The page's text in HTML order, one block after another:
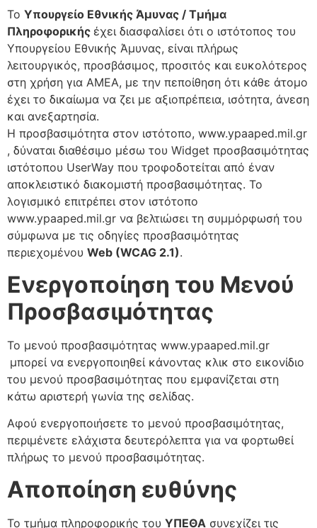
Το Υπουργείο Εθνικής Άμυνας / Τμήμα
Πληροφορικής έχει διασφαλίσει ότι ο ιστότοπος του
Υπουργείου Εθνικής Άμυνας, είναι πλήρως
λειτουργικός, προσβάσιμος, προσιτός και ευκολότερος
στη χρήση για ΑΜΕΑ, με την πεποίθηση ότι κάθε άτομο
έχει το δικαίωμα να ζει με αξιοπρέπεια, ισότητα, άνεση
και ανεξαρτησία.
Η προσβασιμότητα στον ιστότοπο, www.ypaaped.mil.gr
, δύναται διαθέσιμο μέσω του Widget προσβασιμότητας
ιστότοπου UserWay που τροφοδοτείται από έναν
αποκλειστικό διακομιστή προσβασιμότητας. Το
λογισμικό επιτρέπει στον ιστότοπο
www.ypaaped.mil.gr να βελτιώσει τη συμμόρφωσή του
σύμφωνα με τις οδηγίες προσβασιμότητας
περιεχομένου Web (WCAG 2.1).
Ενεργοποίηση του Μενού
Προσβασιμότητας
Το μενού προσβασιμότητας www.ypaaped.mil.gr
μπορεί να ενεργοποιηθεί κάνοντας κλικ στο εικονίδιο
του μενού προσβασιμότητας που εμφανίζεται στη
κάτω αριστερή γωνία της σελίδας.
Αφού ενεργοποιήσετε το μενού προσβασιμότητας,
περιμένετε ελάχιστα δευτερόλεπτα για να φορτωθεί
πλήρως το μενού προσβασιμότητας.
Αποποίηση ευθύνης
Το τμήμα πληροφορικής του ΥΠΕΘΑ συνεχίζει τις